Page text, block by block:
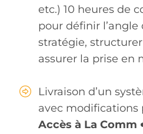
etc.) 10 heures de
pour définir l’angle
stratégie,
assurer la prise en
Livraison d’un
avec modifications
Accès à La